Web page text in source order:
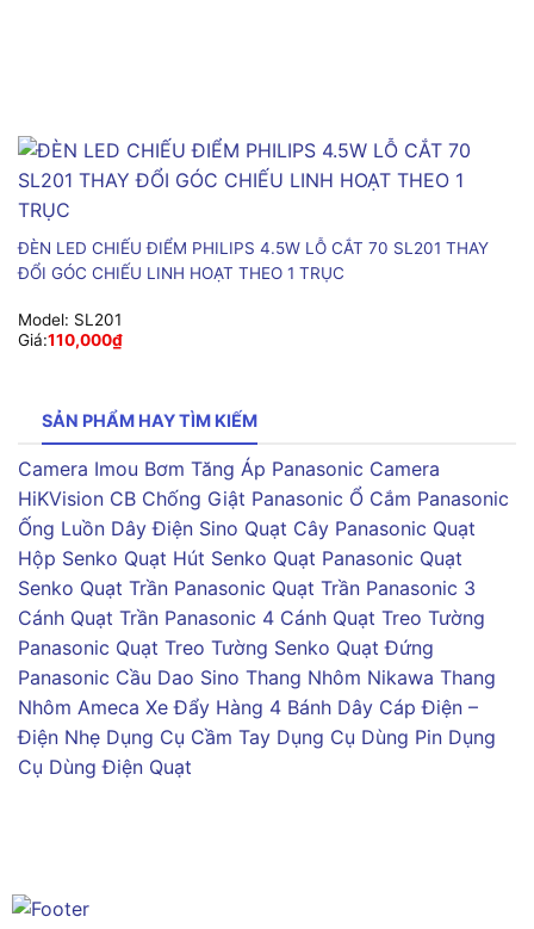
ĐÈN LED CHIẾU ĐIỂM PHILIPS 4.5W LỖ CẮT 70 SL201 THAY
ĐỔI GÓC CHIẾU LINH HOẠT THEO 1 TRỤC
Model: SL201
Giá:110,000₫
SẢN PHẨM HAY TÌM KIẾM
Camera Imou Bơm Tăng Áp Panasonic Camera
HiKVision CB Chống Giật Panasonic Ổ Cắm Panasonic
Ống Luồn Dây Điện Sino Quạt Cây Panasonic Quạt
Hộp Senko Quạt Hút Senko Quạt Panasonic Quạt
Senko Quạt Trần Panasonic Quạt Trần Panasonic 3
Cánh Quạt Trần Panasonic 4 Cánh Quạt Treo Tường
Panasonic Quạt Treo Tường Senko Quạt Đứng
Panasonic Cầu Dao Sino Thang Nhôm Nikawa Thang
Nhôm Ameca Xe Đẩy Hàng 4 Bánh Dây Cáp Điện –
Điện Nhẹ Dụng Cụ Cầm Tay Dụng Cụ Dùng Pin Dụng
Cụ Dùng Điện Quạt